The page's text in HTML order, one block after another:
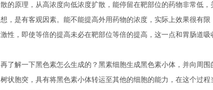
散的原理，从高浓度向低浓度扩散，能停留在靶部位的药物非常低
想，是有客观因素。能不能提高外用药物的浓度，实际上效果很有限
激性，即使等倍的提高未必在靶部位等倍的提高，这一点和胃肠道吸
再了解一下黑色素怎么生成的？黑素细胞生成黑色素小体，并向周
树状胞突，具有将黑色素小体转运至其他的细胞的能力，在这个过